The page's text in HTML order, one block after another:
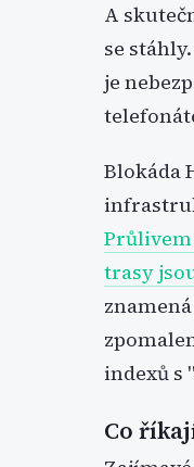
A
se
je
Blokáda
trasy
indexů s
Co